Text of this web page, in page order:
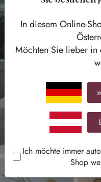
In diesem Online-
Möchten Sie lieber in
Ich möchte immer
Shop